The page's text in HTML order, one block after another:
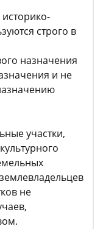
строго в
назначения
и не
участки,
не